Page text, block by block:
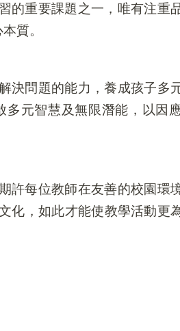
的重要課題之一，唯有注重
質。
決問題的能力，養成孩子多
元智慧及無限潛能，以因
許每位教師在友善的校園環
化，如此才能使教學活動更